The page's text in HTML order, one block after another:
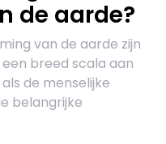
de aarde?
van de aarde zijn
breed scala aan
de menselijke
belangrijke